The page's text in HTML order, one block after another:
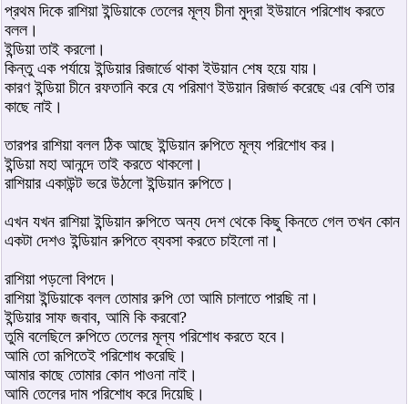
প্রথম দিকে রাশিয়া ইন্ডিয়াকে তেলের মূল্য চীনা মুদ্রা ইউয়ানে পরিশোধ করতে
বলল।
ইন্ডিয়া তাই করলো।
কিন্তু এক পর্যায়ে ইন্ডিয়ার রিজার্ভে থাকা ইউয়ান শেষ হয়ে যায়।
কারণ ইন্ডিয়া চীনে রফতানি করে যে পরিমাণ ইউয়ান রিজার্ভ করেছে এর বেশি তার
কাছে নাই।
তারপর রাশিয়া বলল ঠিক আছে ইন্ডিয়ান রুপিতে মূল্য পরিশোধ কর।
ইন্ডিয়া মহা আনন্দে তাই করতে থাকলো।
রাশিয়ার একাউন্ট ভরে উঠলো ইন্ডিয়ান রুপিতে।
এখন যখন রাশিয়া ইন্ডিয়ান রুপিতে অন্য দেশ থেকে কিছু কিনতে গেল তখন কোন
একটা দেশও ইন্ডিয়ান রুপিতে ব্যবসা করতে চাইলো না।
রাশিয়া পড়লো বিপদে।
রাশিয়া ইন্ডিয়াকে বলল তোমার রুপি তো আমি চালাতে পারছি না।
ইন্ডিয়ার সাফ জবাব, আমি কি করবো?
তুমি বলেছিলে রুপিতে তেলের মূল্য পরিশোধ করতে হবে।
আমি তো রূপিতেই পরিশোধ করেছি।
আমার কাছে তোমার কোন পাওনা নাই।
আমি তেলের দাম পরিশোধ করে দিয়েছি।